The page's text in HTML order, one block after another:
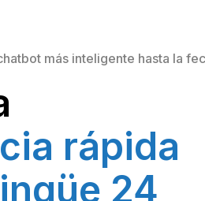
más inteligente hasta la
rápida
24